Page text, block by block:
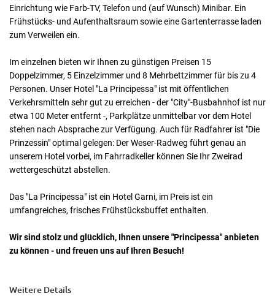
Einrichtung wie Farb-TV, Telefon und (auf Wunsch) Minibar. Ein
Frühstücks- und Aufenthaltsraum sowie eine Gartenterrasse laden
zum Verweilen ein.
Im einzelnen bieten wir Ihnen zu günstigen Preisen 15
Doppelzimmer, 5 Einzelzimmer und 8 Mehrbettzimmer für bis zu 4
Personen. Unser Hotel "La Principessa" ist mit öffentlichen
Verkehrsmitteln sehr gut zu erreichen - der "City"-Busbahnhof ist nur
etwa 100 Meter entfernt -, Parkplätze unmittelbar vor dem Hotel
stehen nach Absprache zur Verfügung. Auch für Radfahrer ist "Die
Prinzessin" optimal gelegen: Der Weser-Radweg führt genau an
unserem Hotel vorbei, im Fahrradkeller können Sie Ihr Zweirad
wettergeschützt abstellen.
Das "La Principessa" ist ein Hotel Garni, im Preis ist ein
umfangreiches, frisches Frühstücksbuffet enthalten.
Wir sind stolz und glücklich, Ihnen unsere "Principessa" anbieten
zu können - und freuen uns auf Ihren Besuch!
Weitere Details